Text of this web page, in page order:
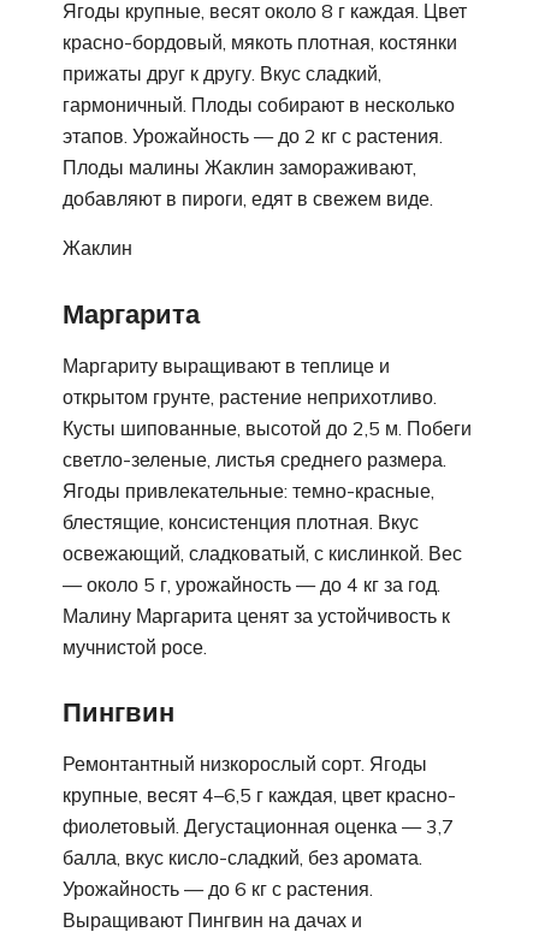
Ягоды крупные, весят около 8 г каждая. Цвет
красно-бордовый, мякоть плотная, костянки
прижаты друг к другу. Вкус сладкий,
гармоничный. Плоды собирают в несколько
этапов. Урожайность — до 2 кг с растения.
Плоды малины Жаклин замораживают,
добавляют в пироги, едят в свежем виде.
Жаклин
Маргарита
Маргариту выращивают в теплице и
открытом грунте, растение неприхотливо.
Кусты шипованные, высотой до 2,5 м. Побеги
светло-зеленые, листья среднего размера.
Ягоды привлекательные: темно-красные,
блестящие, консистенция плотная. Вкус
освежающий, сладковатый, с кислинкой. Вес
— около 5 г, урожайность — до 4 кг за год.
Малину Маргарита ценят за устойчивость к
мучнистой росе.
Пингвин
Ремонтантный низкорослый сорт. Ягоды
крупные, весят 4–6,5 г каждая, цвет красно-
фиолетовый. Дегустационная оценка — 3,7
балла, вкус кисло-сладкий, без аромата.
Урожайность — до 6 кг с растения.
Выращивают Пингвин на дачах и